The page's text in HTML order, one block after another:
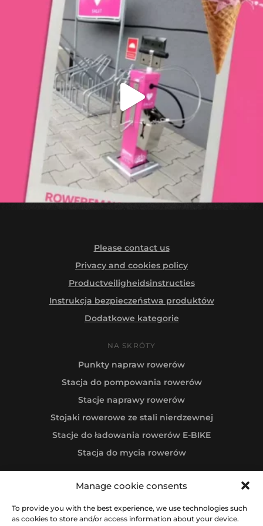
Manage cookie consents
To provide you with the best experience, we use technologies such
as cookies to store and/or access information about your device.
Please contact us
Privacy and cookies policy
Productveiligheidsinstructies
Instrukcja bezpieczeństwa produktów
Dodatkowe kategorie
NA SKRÓTY
Punkty napraw rowerów
Stacja do pompowania rowerów
Stacje naprawy rowerów
Stojaki rowerowe ze stali nierdzewnej
Stacje do ładowania rowerów E-BIKE
Stacja do mycia rowerów
Follow us